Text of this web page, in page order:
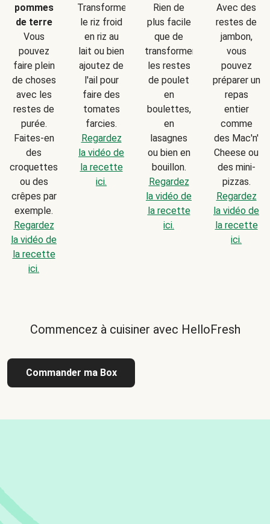
pommes
de terre
Vous
pouvez
faire plein
de choses
avec les
restes de
purée.
Faites-en
des
croquettes
ou des
crêpes par
exemple.
Regardez
la vidéo de
la recette
ici.
Transformez
le riz froid
en riz au
lait ou bien
ajoutez de
l'ail pour
faire des
tomates
farcies.
Regardez
la vidéo de
la recette
ici.
Rien de
plus facile
que de
transformer
les restes
de poulet
en
boulettes,
en
lasagnes
ou bien en
bouillon.
Regardez
la vidéo de
la recette
ici.
Avec des
restes de
jambon,
vous
pouvez
préparer un
repas
entier
comme
des Mac'n'
Cheese ou
des mini-
pizzas.
Regardez
la vidéo de
la recette
ici.
Commencez à cuisiner avec HelloFresh
Commander ma Box